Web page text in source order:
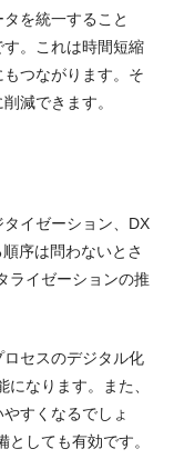
を統一すること
。これは時間短縮
つながります。そ
減できます。
イゼーション、DX
序は問わないとさ
ライゼーションの推
セスのデジタル化
なります。また、
すくなるでしょ
しても有効です。